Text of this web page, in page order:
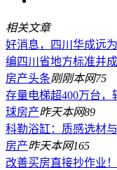
相关文章
好消息，四川华成远
编四川省地方标准并
房产头条刚刚本网75
存量电梯超400万台
球房产昨天本网89
科勒浴缸：质感选材
房产昨天本网165
改善买房直接抄作业